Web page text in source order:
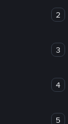
2
3
4
5